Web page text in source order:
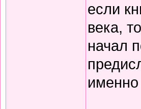
если
века,
начал